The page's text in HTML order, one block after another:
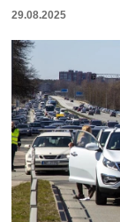
29.08.2025